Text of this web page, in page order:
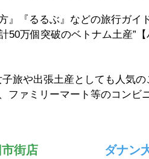
』『るるぶ』などの旅行ガイ
50万個突破のベトナム土産”
旅や出張土産としても人気
ファミリーマート等のコンビ
街店 ダナン